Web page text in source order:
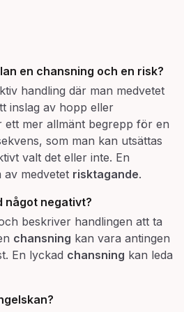
en chansning och en risk?
handling där man medvetet
inslag av hopp eller
ett mer allmänt begrepp för en
som man kan utsättas
valt det eller inte. En
medvetet risktagande.
något negativt?
beskriver handlingen att ta
chansning kan vara antingen
En lyckad chansning kan leda